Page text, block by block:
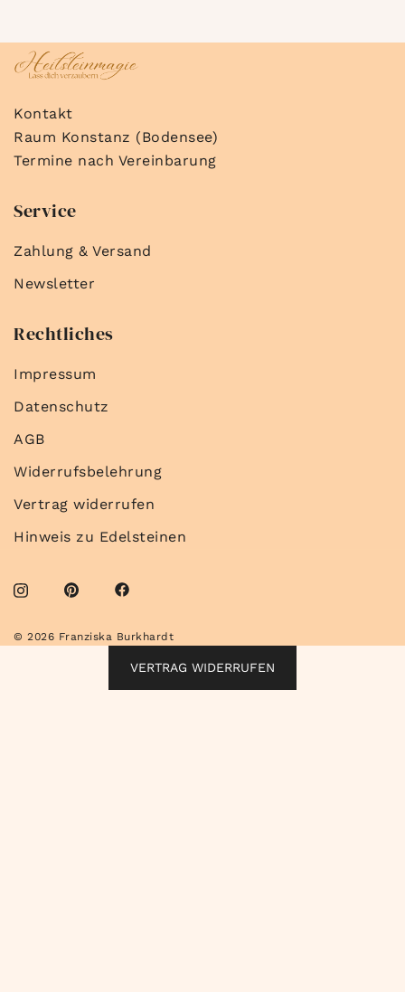
Kontakt
Raum Konstanz (Bodensee)
Termine nach Vereinbarung
Service
Zahlung & Versand
Newsletter
Rechtliches
Impressum
Datenschutz
AGB
Widerrufsbelehrung
Vertrag widerrufen
Hinweis zu Edelsteinen
© 2026 Franziska Burkhardt
VERTRAG WIDERRUFEN